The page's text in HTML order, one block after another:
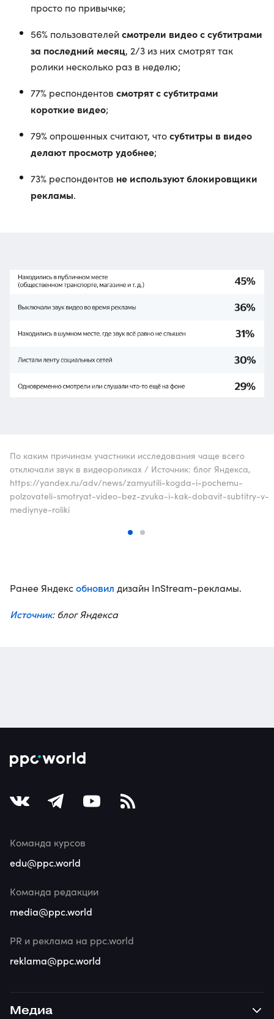
просто по привычке;
56% пользователейсмотрели видео с субтитрами
за последний месяц, 2/3 из них смотрят так
ролики несколько раз в неделю;
77% респондентов смотрят с субтитрами
короткие видео;
79% опрошенных считают, чтосубтитры в видео
делают просмотр удобнее;
73% респондентов не используют блокировщики
рекламы.
По каким причинам участники исследования чаще всего
отключали звук в видеороликах / Источник: блог Яндекса,
https://yandex.ru/adv/news/zamyutili-kogda-i-pochemu-
polzovateli-smotryat-video-bez-zvuka-i-kak-dobavit-subtitry-v-
mediynye-roliki
Ранее Яндексобновил дизайн InStream-рекламы.
Источник: блог Яндекса
Медиа
Команда курсов
edu@ppc.world
Команда редакции
media@ppc.world
PR и реклама на ppc.world
reklama@ppc.world